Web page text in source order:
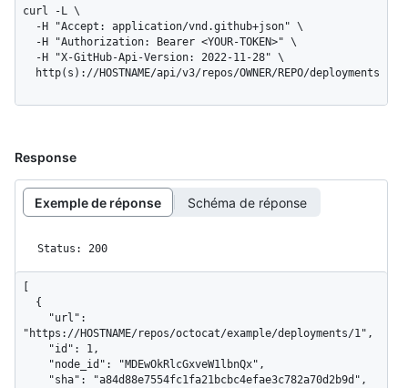
curl -L \
  http(s)://HOSTNAME/api/v3/repos/OWNER/REPO/deployments
Response
Exemple de réponse Schéma de réponse
Status: 200
"https://HOSTNAME/repos/octocat/example/deployments/1",